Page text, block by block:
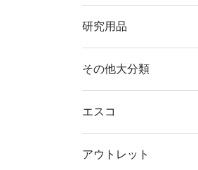
研究用品 ボ
厨
研
理
その他大分類 そ
エスコ 切
リ
マ
機
安
弱
水
測
機
清
アウトレット